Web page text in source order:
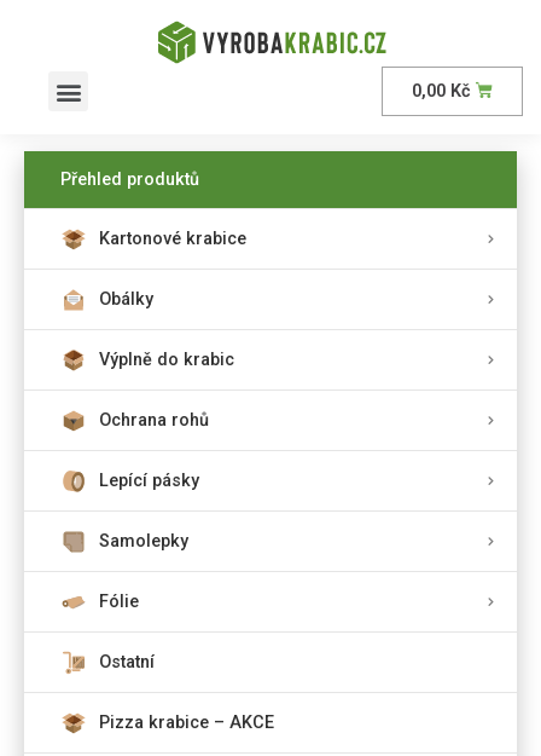
0,00 Kč
Přehled produktů
Kartonové krabice
Obálky
Výplně do krabic
Ochrana rohů
Lepící pásky
Samolepky
Fólie
Ostatní
Pizza krabice – AKCE